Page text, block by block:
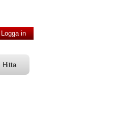
Logga in